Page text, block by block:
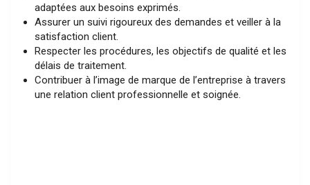
adaptées aux besoins exprimés.
Assurer un suivi rigoureux des demandes et veiller à la
satisfaction client.
Respecter les procédures, les objectifs de qualité et les
délais de traitement.
Contribuer à l’image de marque de l’entreprise à travers
une relation client professionnelle et soignée.